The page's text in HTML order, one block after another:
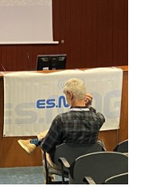
2022
2022
2022
2021
2021
2021